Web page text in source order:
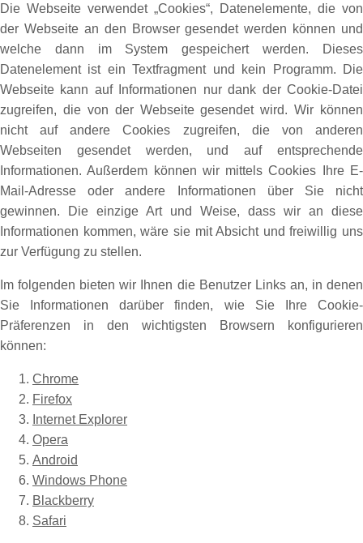
Die Webseite verwendet „Cookies“, Datenelemente, die von
der Webseite an den Browser gesendet werden können und
welche dann im System gespeichert werden. Dieses
Datenelement ist ein Textfragment und kein Programm. Die
Webseite kann auf Informationen nur dank der Cookie-Datei
zugreifen, die von der Webseite gesendet wird. Wir können
nicht auf andere Cookies zugreifen, die von anderen
Webseiten gesendet werden, und auf entsprechende
Informationen. Außerdem können wir mittels Cookies Ihre E-
Mail-Adresse oder andere Informationen über Sie nicht
gewinnen. Die einzige Art und Weise, dass wir an diese
Informationen kommen, wäre sie mit Absicht und freiwillig uns
zur Verfügung zu stellen.
Im folgenden bieten wir Ihnen die Benutzer Links an, in denen
Sie Informationen darüber finden, wie Sie Ihre Cookie-
Präferenzen in den wichtigsten Browsern konfigurieren
können:
Chrome
Firefox
Internet Explorer
Opera
Android
Windows Phone
Blackberry
Safari